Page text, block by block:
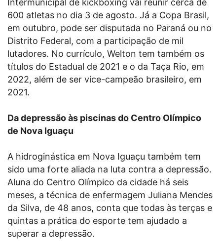
Intermunicipal de kickboxing vai reunir cerca de
600 atletas no dia 3 de agosto. Já a Copa Brasil,
em outubro, pode ser disputada no Paraná ou no
Distrito Federal, com a participação de mil
lutadores. No currículo, Welton tem também os
títulos do Estadual de 2021 e o da Taça Rio, em
2022, além de ser vice-campeão brasileiro, em
2021.
Da depressão às piscinas do Centro Olímpico
de Nova Iguaçu
A hidroginástica em Nova Iguaçu também tem
sido uma forte aliada na luta contra a depressão.
Aluna do Centro Olímpico da cidade há seis
meses, a técnica de enfermagem Juliana Mendes
da Silva, de 48 anos, conta que todas às terças e
quintas a prática do esporte tem ajudado a
superar a depressão.